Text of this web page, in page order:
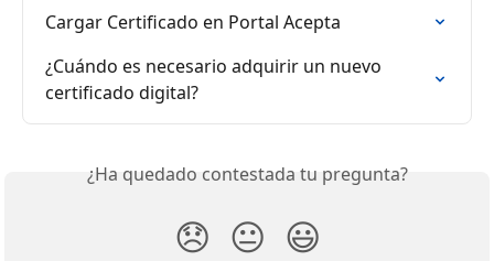
Cargar Certificado en Portal Acepta
¿Cuándo es necesario adquirir un nuevo
certificado digital?
¿Ha quedado contestada tu pregunta?
😞 😐 😃